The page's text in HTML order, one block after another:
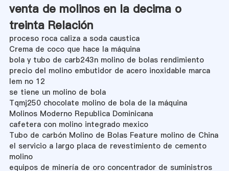
venta de molinos en la decima o
treinta Relación
proceso roca caliza a soda caustica
Crema de coco que hace la máquina
bola y tubo de carb243n molino de bolas rendimiento
precio del molino embutidor de acero inoxidable marca
lem no 12
se tiene un molino de bola
Tqmj250 chocolate molino de bola de la máquina
Molinos Moderno Republica Dominicana
cafetera con molino integrado mexico
Tubo de carbón Molino de Bolas Feature molino de China
el servicio a largo placa de revestimiento de cemento
molino
equipos de minería de oro concentrador de suministros